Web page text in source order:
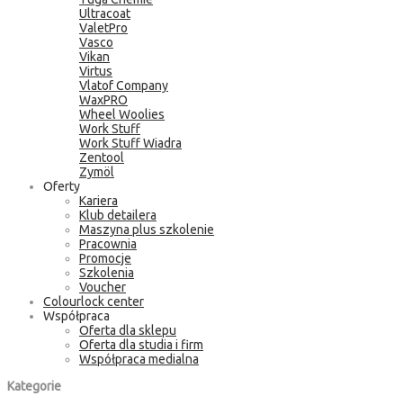
Ultracoat
ValetPro
Vasco
Vikan
Virtus
Vlatof Company
WaxPRO
Wheel Woolies
Work Stuff
Work Stuff Wiadra
Zentool
Zymöl
Oferty
Kariera
Klub detailera
Maszyna plus szkolenie
Pracownia
Promocje
Szkolenia
Voucher
Colourlock center
Współpraca
Oferta dla sklepu
Oferta dla studia i firm
Współpraca medialna
Kategorie